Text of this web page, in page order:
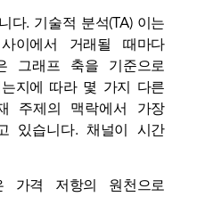
다. 기술적 분석(TA)이는
이에서 거래될 때마다
그래프 축을 기준으로
지에 따라 몇 가지 다른
주제의 맥락에서 가장
있습니다. 채널이 시간
가격 저항의 원천으로